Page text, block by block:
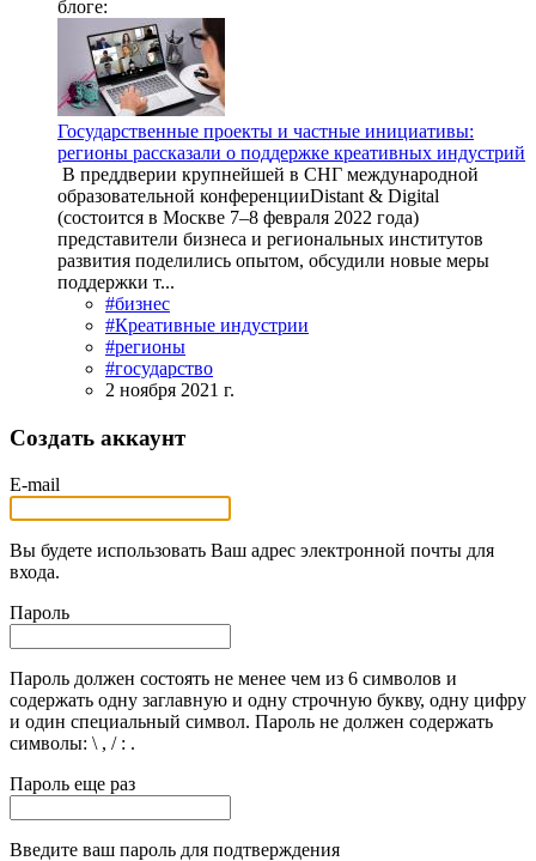
блоге:
Государственные проекты и частные инициативы:
регионы рассказали о поддержке креативных индустрий
В преддверии крупнейшей в СНГ международной
образовательной конференцииDistant & Digital
(состоится в Москве 7‒8 февраля 2022 года)
представители бизнеса и региональных институтов
развития поделились опытом, обсудили новые меры
поддержки т...
#бизнес
#Креативные индустрии
#регионы
#государство
2 ноября 2021 г.
Создать аккаунт
E-mail
Вы будете использовать Ваш адрес электронной почты для
входа.
Пароль
Пароль должен состоять не менее чем из 6 символов и
содержать одну заглавную и одну строчную букву, одну цифру
и один специальный символ. Пароль не должен содержать
символы: \ , / : .
Пароль еще раз
Введите ваш пароль для подтверждения